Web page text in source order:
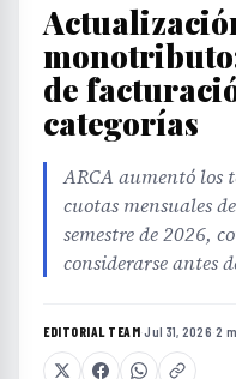
de
categorías
ARCA aumentó los
cuotas mensuales
semestre de 2026,
considerarse antes
EDITORIAL TEAM·Jul 31, 2026·2